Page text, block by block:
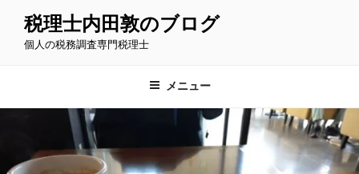
税理士内田敦のブログ
個人の税務調査専門税理士
メニュー